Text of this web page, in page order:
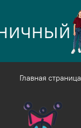
Главная страница